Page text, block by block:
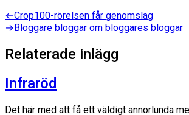
Inläggsnavigering
←Föregående
inlägg:
Crop100-rörelsen får genomslag
→Nästa
Bloggare bloggar om bloggares bloggar
Relaterade inlägg
Infraröd
Det här med att få ett väldigt annorlunda